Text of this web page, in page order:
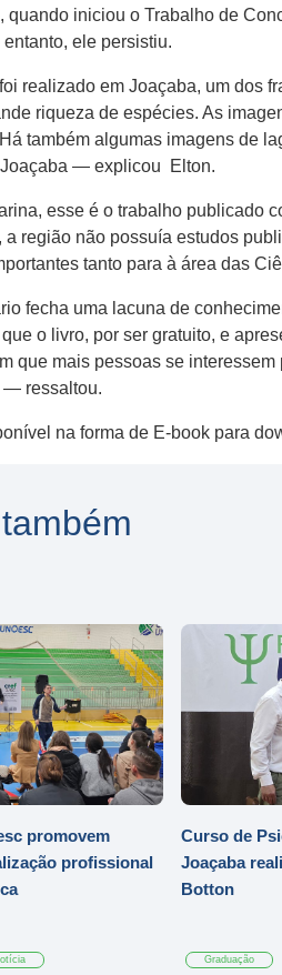
quando iniciou o Trabalho de
ele persistiu.
realizado em Joaçaba, um dos
riqueza de espécies. As
também algumas imagens de
Joaçaba — explicou Elton.
esse é o trabalho publicado
a região não possuía estudos
tanto para à área das
fecha uma lacuna de
o livro, por ser gratuito, e
que mais pessoas se
— ressaltou.
na forma de E-book para
promovem
profissional
Curso de
Joaçaba
Botton
Graduação